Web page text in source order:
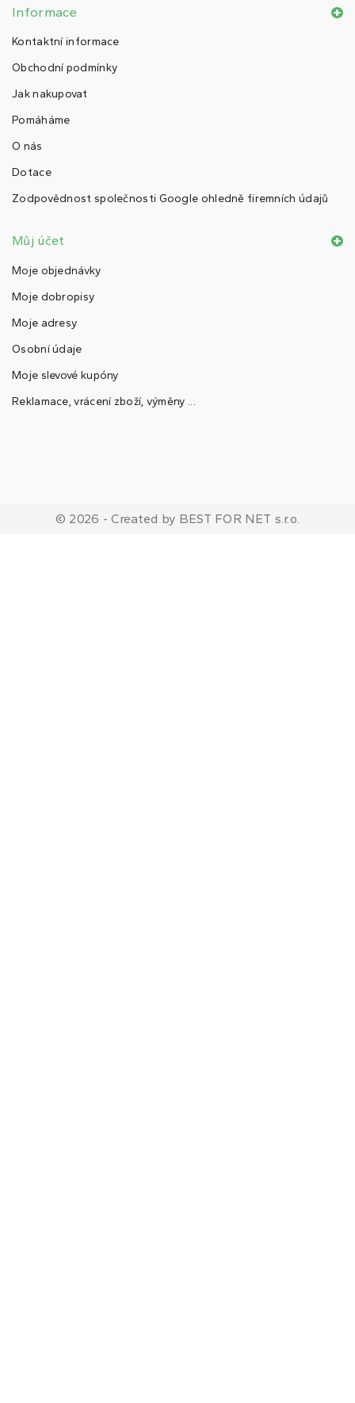
Informace
Kontaktní informace
Obchodní podmínky
Jak nakupovat
Pomáháme
O nás
Dotace
Zodpovědnost společnosti Google ohledně firemních údajů
Můj účet
Moje objednávky
Moje dobropisy
Moje adresy
Osobní údaje
Moje slevové kupóny
Reklamace, vrácení zboží, výměny ...
© 2026 - Created by BEST FOR NET s.r.o.